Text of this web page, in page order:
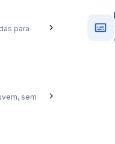
para
sem